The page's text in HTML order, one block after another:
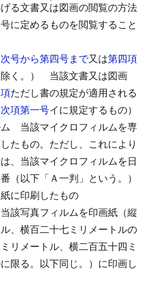
る文書又は図画の閲覧の方法
に定めるものを閲覧すること
次号から第四号まで又は第四項
く。）
当該文書又は図画
ただし書の規定が適用される
次項第一号イに規定するもの）
当該マイクロフィルムを専
たもの。 ただし、これにより
、当該マイクロフィルムを日
（以下「Ａ一判」という。）
に印刷したもの
当該写真フィルムを印画紙（縦
、横百二十七ミリメートルの
リメートル、横二百五十四ミ
限る。以下同じ。）に印画し